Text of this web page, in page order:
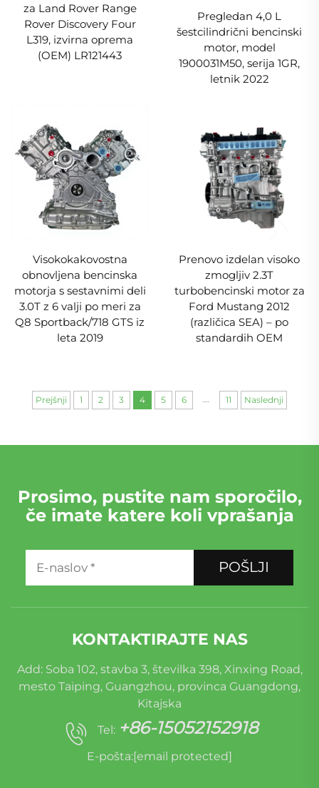
za Land Rover Range
Rover Discovery Four
L319, izvirna oprema
(OEM) LR121443
Pregledan 4,0 L
šestcilindrični bencinski
motor, model
1900031M50, serija 1GR,
letnik 2022
Visokokakovostna
obnovljena bencinska
motorja s sestavnimi deli
3.0T z 6 valji po meri za
Q8 Sportback/718 GTS iz
leta 2019
Prenovo izdelan visoko
zmogljiv 2.3T
turbobencinski motor za
Ford Mustang 2012
(različica SEA) – po
standardih OEM
Prejšnji 1 2 3 4 5 6 11 Naslednji
Prosimo, pustite nam sporočilo,
če imate katere koli vprašanja
POŠLJI
KONTAKTIRAJTE NAS
Add: Soba 102, stavba 3, številka 398, Xinxing Road,
mesto Taiping, Guangzhou, provinca Guangdong,
Kitajska
Tel: +86-15052152918
E-pošta:[email protected]